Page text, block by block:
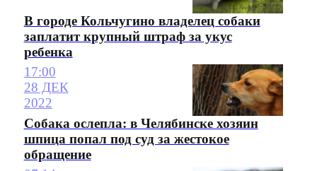
В городе Кольчугино владелец собаки
заплатит крупный штраф за укус
ребенка
17:00
28 ДЕК
2022
Собака ослепла: в Челябинске хозяин
шпица попал под суд за жестокое
обращение